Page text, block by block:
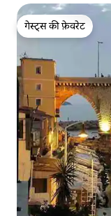
गेस्ट्स की फ़ेवरेट
गेस्ट्स की फ़ेवरेट